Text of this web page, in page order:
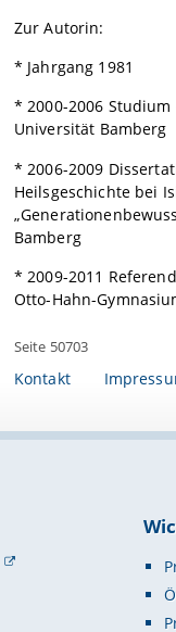
Zur Autorin:
* Jahrgang 1981
* 2000-2006
Universität Bamberg
* 2006-2009
Heilsgeschichte bei
Bamberg
* 2009-2011
Otto-Hahn-
Seite 50703
Kontakt